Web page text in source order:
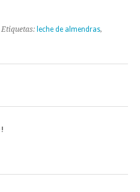
Etiquetas: leche de almendras,